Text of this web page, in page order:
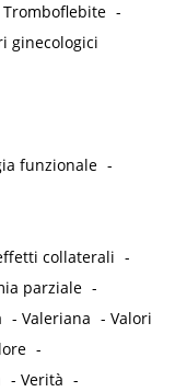
Tromboflebite -
ginecologici
funzionale -
collaterali -
parziale -
-Valeriana -Valori
-
-Verità -